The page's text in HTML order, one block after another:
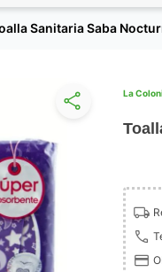
Sanitaria Saba
La